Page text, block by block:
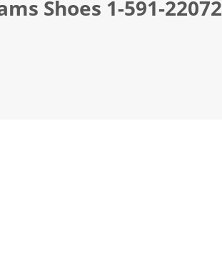
Shoes 1-591-22072